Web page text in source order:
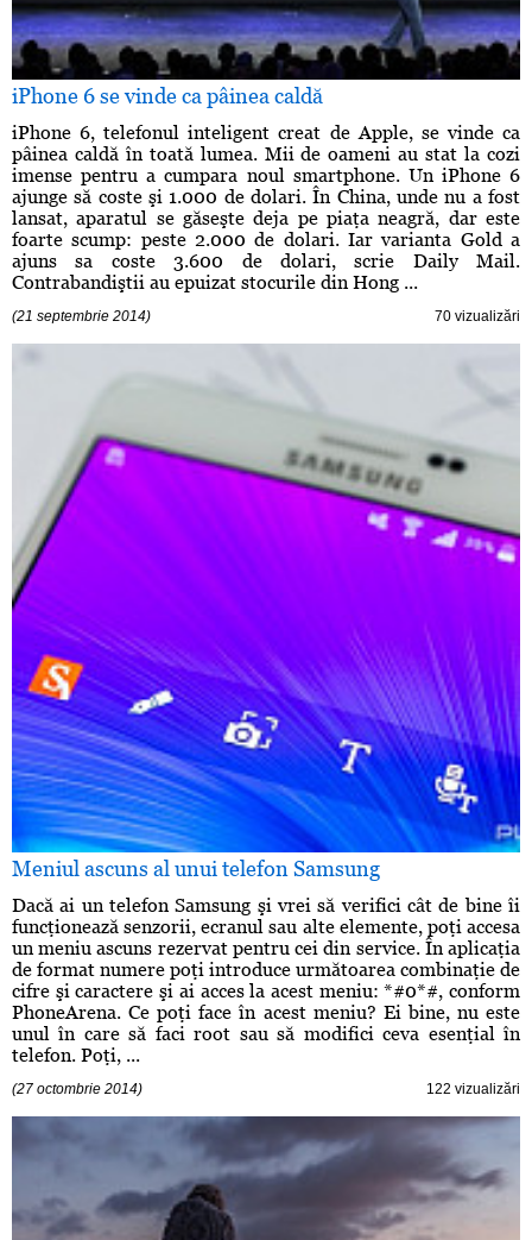
iPhone 6 se vinde ca pâinea caldă
iPhone 6, telefonul inteligent creat de Apple, se vinde ca
pâinea caldă în toată lumea. Mii de oameni au stat la cozi
imense pentru a cumpara noul smartphone. Un iPhone 6
ajunge să coste şi 1.000 de dolari. În China, unde nu a fost
lansat, aparatul se găseşte deja pe piaţa neagră, dar este
foarte scump: peste 2.000 de dolari. Iar varianta Gold a
ajuns sa coste 3.600 de dolari, scrie Daily Mail.
Contrabandiştii au epuizat stocurile din Hong ...
(21 septembrie 2014) 70 vizualizări
Meniul ascuns al unui telefon Samsung
Dacă ai un telefon Samsung şi vrei să verifici cât de bine îi
funcţionează senzorii, ecranul sau alte elemente, poţi accesa
un meniu ascuns rezervat pentru cei din service. În aplicaţia
de format numere poţi introduce următoarea combinaţie de
cifre şi caractere şi ai acces la acest meniu: *#0*#, conform
PhoneArena. Ce poţi face în acest meniu? Ei bine, nu este
unul în care să faci root sau să modifici ceva esenţial în
telefon. Poţi, ...
(27 octombrie 2014) 122 vizualizări